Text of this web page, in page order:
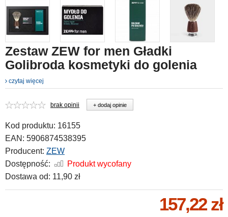
Zestaw ZEW for men Gładki
Golibroda kosmetyki do golenia
czytaj więcej
brak opinii + dodaj opinie
Kod produktu: 16155
EAN: 5906874538395
Producent: ZEW
Dostępność:
Produkt wycofany
Dostawa od: 11,90 zł
157,22 zł